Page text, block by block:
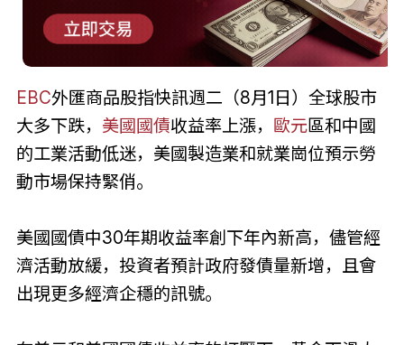
EBC外匯商品股指快訊週二（8月1日）全球股市
大多下跌， 美國國債收益率上漲， 歐元區和中國
的工業活動低迷，美國製造業和就業崗位預示勞
動市場保持緊俏。
美國國債中30年期收益率創下年內新高，儘管經
濟活動放緩，投資者預計政府發債量新增，且會
出現更多經濟企穩的訊號。